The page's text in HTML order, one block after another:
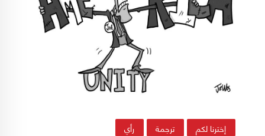
إخترنا لكم ترجمة رأي